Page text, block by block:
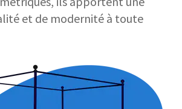
et de modernité à toute